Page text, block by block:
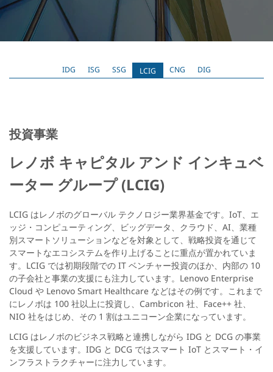
ロ
ジ
業
基
金
で
す
。
o
T
、
エ
ッ
ジ
IDG ISG SSG LCIG CNG DIG
投資事業
レノボ キャピタル アンド インキュベ
ーター グループ (LCIG)
LCIG はレノボのグローバル テクノロジー業界基金です。IoT、エ
ッジ・コンピューティング、ビッグデータ、クラウド、AI、業種
別スマートソリューションなどを対象として、戦略投資を通じて
スマートなエコシステムを作り上げることに重点が置かれていま
す。LCIG では初期段階での IT ベンチャー投資のほか、内部の 10
の子会社と事業の支援にも注力しています。Lenovo Enterprise
Cloud や Lenovo Smart Healthcare などはその例です。これまで
にレノボは 100 社以上に投資し、Cambricon 社、Face++ 社、
NIO 社をはじめ、その 1 割はユニコーン企業になっています。
LCIG はレノボのビジネス戦略と連携しながら IDG と DCG の事業
を支援しています。IDG と DCG ではスマート IoT とスマート・イ
ンフラストラクチャーに注力しています。